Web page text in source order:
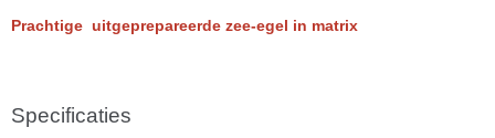
Prachtige uitgeprepareerde zee-egel in matrix
Specificaties